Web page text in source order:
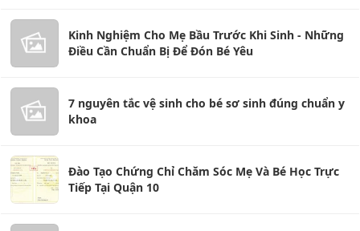
Kinh Nghiệm Cho Mẹ Bầu Trước Khi Sinh - Những
Điều Cần Chuẩn Bị Để Đón Bé Yêu
7 nguyên tắc vệ sinh cho bé sơ sinh đúng chuẩn y
khoa
Đào Tạo Chứng Chỉ Chăm Sóc Mẹ Và Bé Học Trực
Tiếp Tại Quận 10